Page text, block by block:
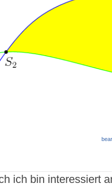
ich bin interessiert